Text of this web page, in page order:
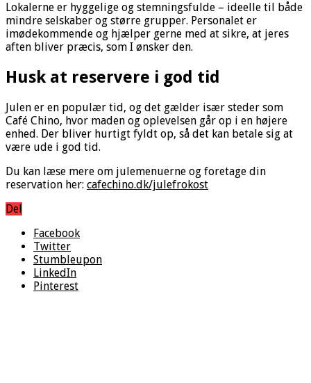
Lokalerne er hyggelige og stemningsfulde – ideelle til både
mindre selskaber og større grupper. Personalet er
imødekommende og hjælper gerne med at sikre, at jeres
aften bliver præcis, som I ønsker den.
Husk at reservere i god tid
Julen er en populær tid, og det gælder især steder som
Café Chino, hvor maden og oplevelsen går op i en højere
enhed. Der bliver hurtigt fyldt op, så det kan betale sig at
være ude i god tid.
Du kan læse mere om julemenuerne og foretage din
reservation her: cafechino.dk/julefrokost
Del
Facebook
Twitter
Stumbleupon
LinkedIn
Pinterest